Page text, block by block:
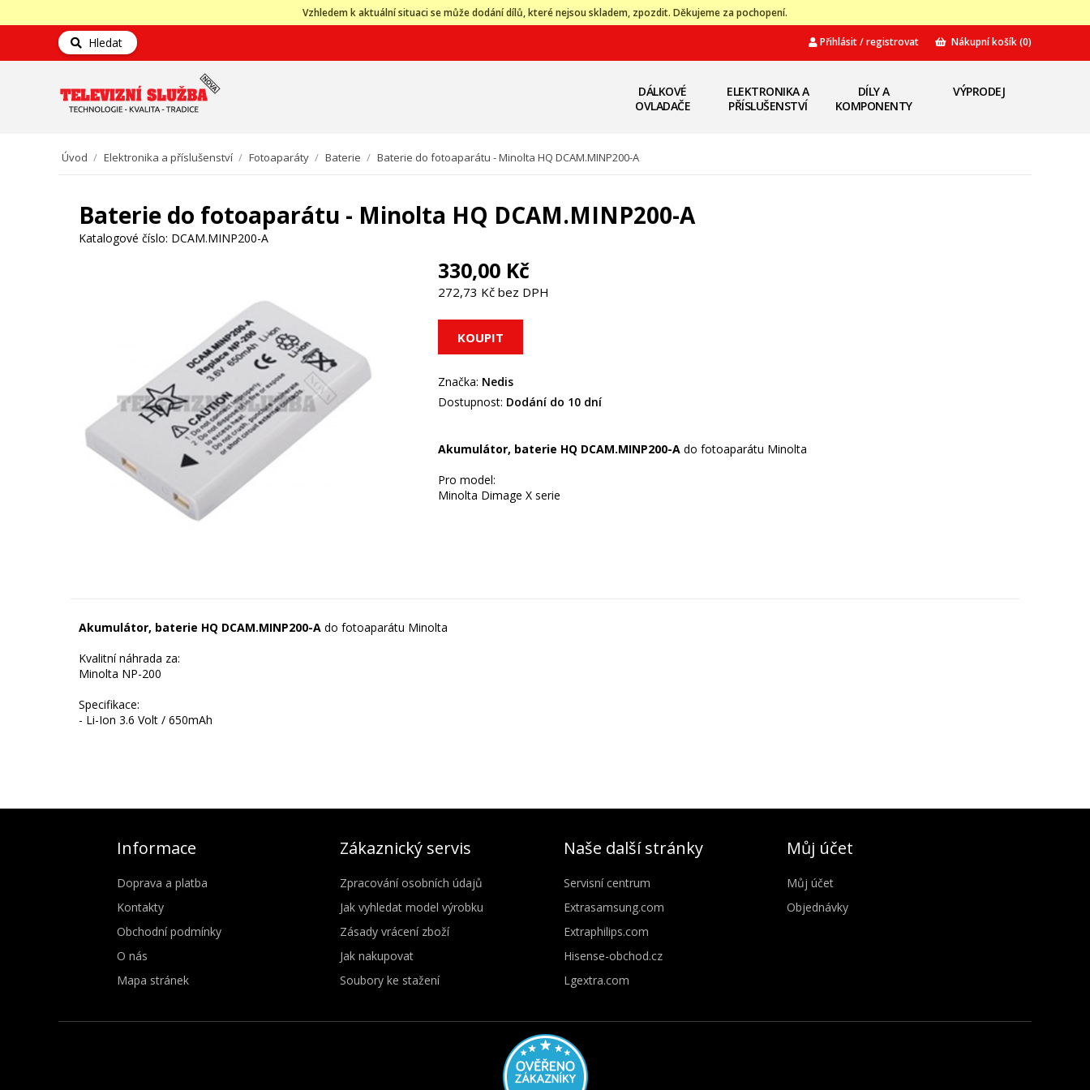
Vzhledem k aktuální situaci se může dodání dílů, které nejsou skladem, zpozdit. Děkujeme za pochopení.
Hledat Přihlásit / registrovat Nákupní košík(0)
DÁLKOVÉ
OVLADAČE
ELEKTRONIKA A
PŘÍSLUŠENSTVÍ
DÍLY A
KOMPONENTY
VÝPRODEJ
Úvod / Elektronika a příslušenství / Fotoaparáty / Baterie / Baterie do fotoaparátu - Minolta HQ DCAM.MINP200-A
Baterie do fotoaparátu - Minolta HQ DCAM.MINP200-A
Katalogové číslo: DCAM.MINP200-A
330,00 Kč
272,73 Kč bez DPH
Značka: Nedis
Dostupnost: Dodání do 10 dní
Akumulátor, baterie HQ DCAM.MINP200-Ado fotoaparátu Minolta
Pro model:
Akumulátor, baterie HQ DCAM.MINP200-A do fotoaparátu Minolta
Kvalitní náhrada za:
Minolta NP-200
Specifikace:
- Li-Ion 3.6 Volt / 650mAh
Informace
Doprava a platba
Kontakty
Obchodní podmínky
O nás
Mapa stránek
Zákaznický servis
Zpracování osobních údajů
Jak vyhledat model výrobku
Zásady vrácení zboží
Jak nakupovat
Soubory ke stažení
Naše další stránky
Servisní centrum
Extrasamsung.com
Extraphilips.com
Hisense-obchod.cz
Lgextra.com
Můj účet
Můj účet
Objednávky